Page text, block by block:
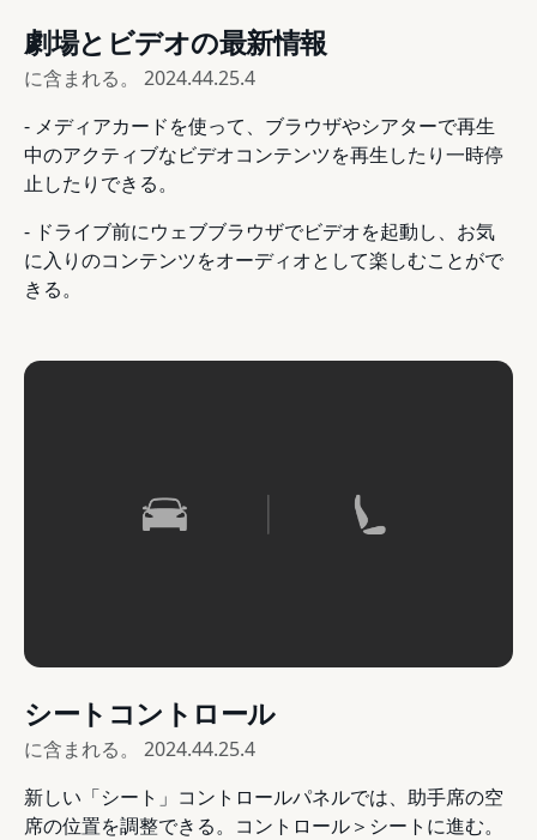
劇場とビデオの最新情報
に含まれる。 2024.44.25.4
- メディアカードを使って、ブラウザやシアターで再生
中のアクティブなビデオコンテンツを再生したり一時停
止したりできる。
- ドライブ前にウェブブラウザでビデオを起動し、お気
に入りのコンテンツをオーディオとして楽しむことがで
きる。
シートコントロール
に含まれる。 2024.44.25.4
新しい「シート」コントロールパネルでは、助手席の空
席の位置を調整できる。コントロール＞シートに進む。